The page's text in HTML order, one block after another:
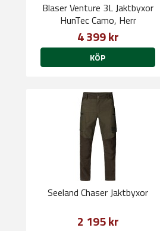
Blaser Venture 3L Jaktbyxor
HunTec Camo, Herr
4 399 kr
KÖP
Seeland Chaser Jaktbyxor
2 195 kr